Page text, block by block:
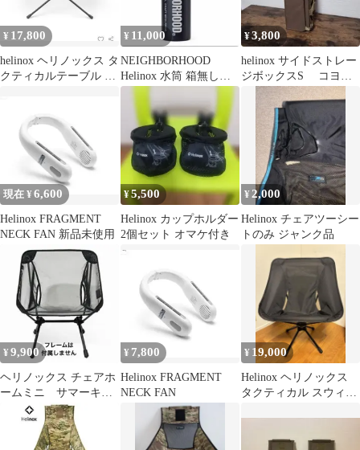
¥ 17,800
helinox ヘリノックス タ
クティカルテーブル L
¥ 11,000
NEIGHBORHOOD
Helinox 水筒 箱無し
REVOMAX
¥3,800
helinox サイドストレー
ジボックスS コヨー
現在 ¥6,600
Helinox FRAGMENT
NECK FAN 新品未使用
¥5,500
Helinox カップホルダー
2個セット オマケ付き
¥ 2,000
Helinox チェアツーシー
トのみ ジャンク品
¥ 9,900
ヘリノックス チェアホ
ームミニ サマーキッ
ト ブラック
¥ 7,800
Helinox FRAGMENT
NECK FAN
¥ 19,000
Helinox ヘリノックス
タクティカル スウィベ